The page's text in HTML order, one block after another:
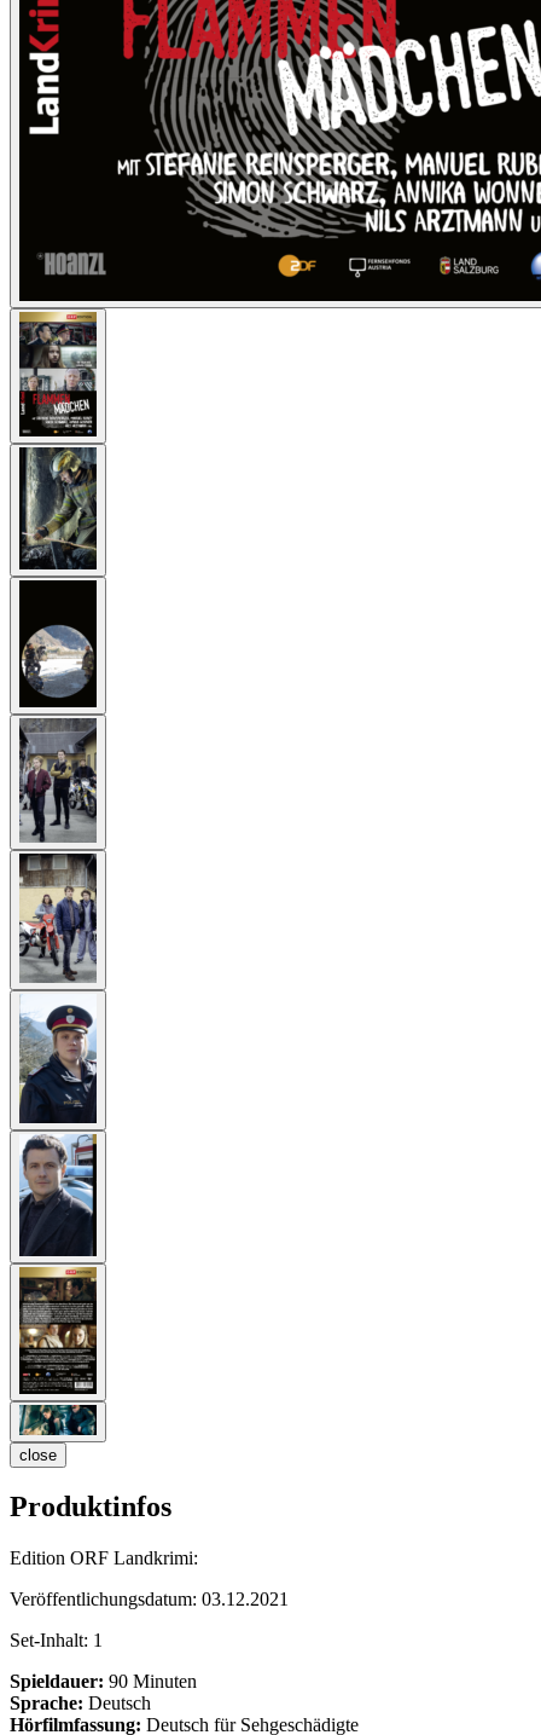
close
Produktinfos
Edition ORF Landkrimi:
Veröffentlichungsdatum: 03.12.2021
Set-Inhalt: 1
Spieldauer: 90 Minuten
Sprache: Deutsch
Hörfilmfassung: Deutsch für Sehgeschädigte